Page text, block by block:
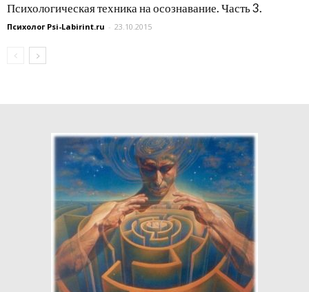
Психологическая техника на осознавание. Часть 3.
Психолог Psi-Labirint.ru - 23.10.2015